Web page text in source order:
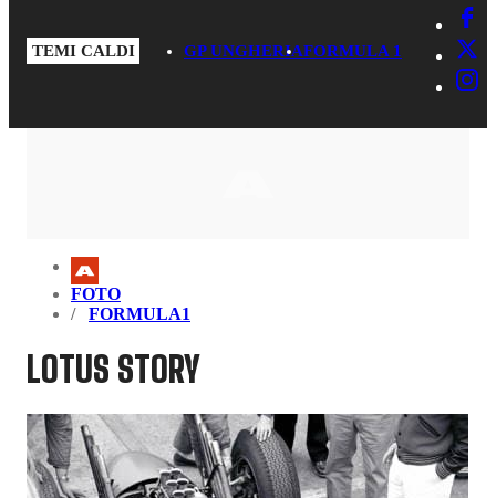
TEMI CALDI GP UNGHERIAFORMULA 1
FOTO
FORMULA1
LOTUS STORY